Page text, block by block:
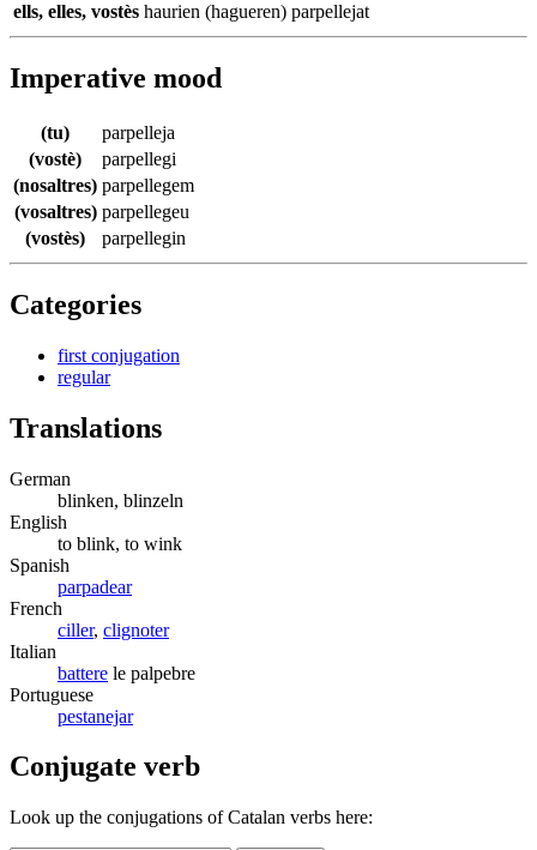
ells, elles, vostès haurien (hagueren) parpellejat
Imperative mood
(tu)
parpelleja
(vostè)
parpellegi
(nosaltres) parpellegem
(vosaltres) parpellegeu
(vostès)
parpellegin
Categories
first conjugation
regular
Translations
German
blinken, blinzeln
English
to blink, to wink
Spanish
parpadear
French
ciller, clignoter
Italian
battere le palpebre
Portuguese
pestanejar
Conjugate verb
Look up the conjugations of Catalan verbs here: